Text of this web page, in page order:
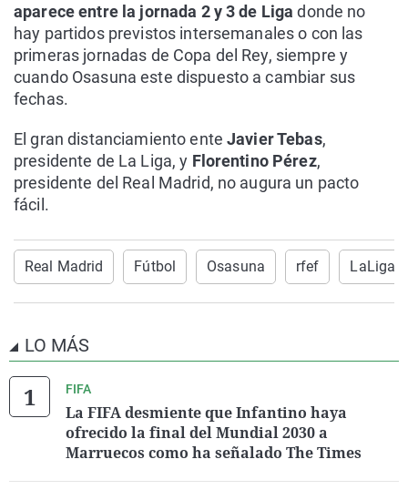
aparece entre la jornada 2 y 3 de Ligadonde no
hay partidos previstos intersemanales o con las
primeras jornadas de Copa del Rey, siempre y
cuando Osasuna este dispuesto a cambiar sus
fechas.
El gran distanciamiento enteJavier Tebas,
presidente de La Liga, y Florentino Pérez,
presidente del Real Madrid, no augura un pacto
fácil.
Real Madrid Fútbol Osasuna rfef LaLiga
LO MÁS
FIFA
La FIFA desmiente que Infantino haya
ofrecido la final del Mundial 2030 a
Marruecos como ha señalado The Times